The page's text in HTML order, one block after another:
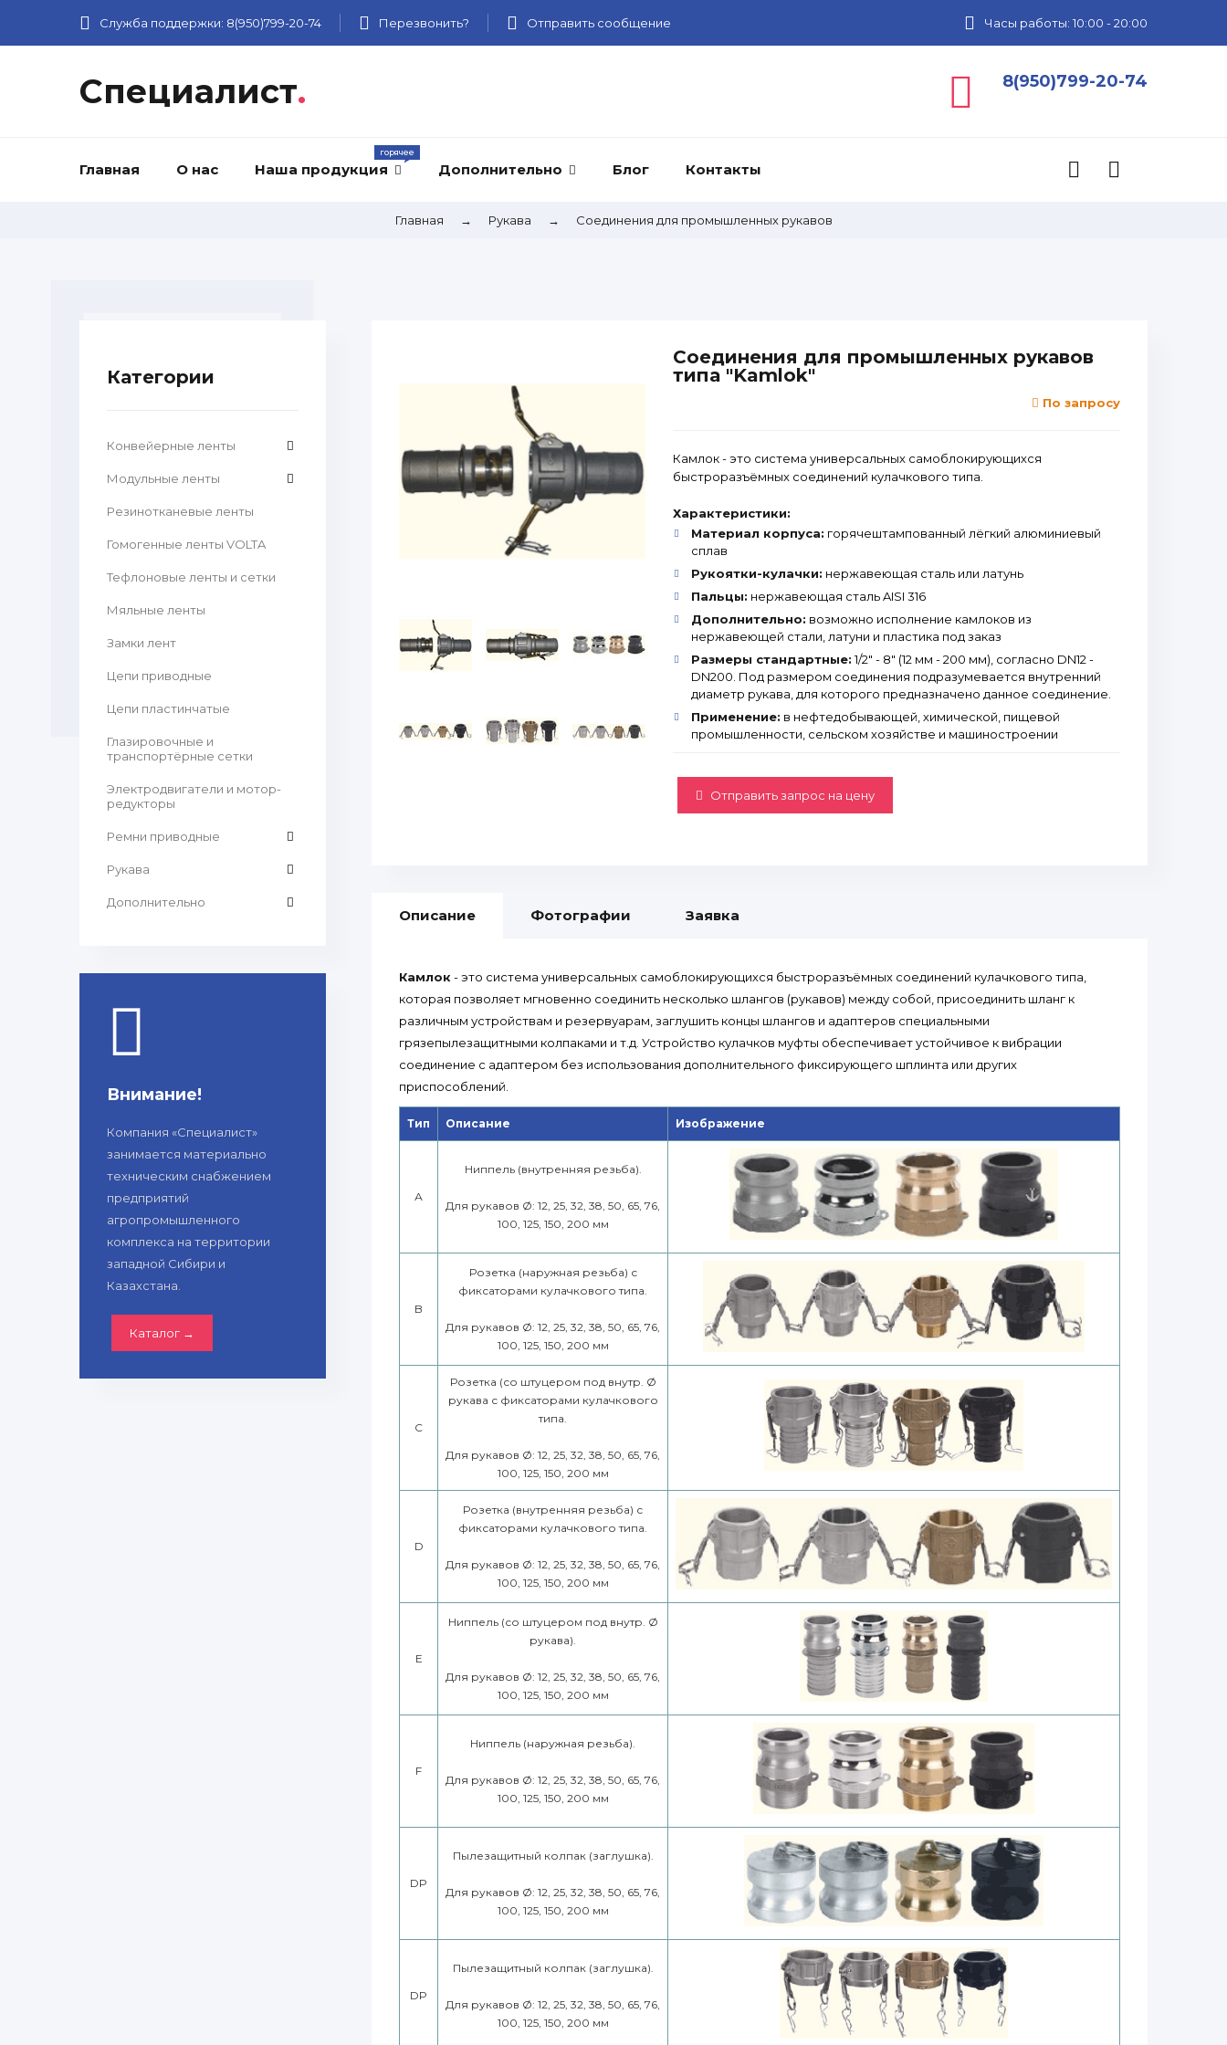
Служба поддержки: 8(950)799-20-74 Перезвонить? Отправить сообщение Часы работы: 10:00 - 20:00
Специалист. 8(950)799-20-74
Главная О нас Наша продукция Дополнительно Блог Контакты
Главная → Рукава → Соединения для промышленных рукавов
Соединения для промышленных рукавов
типа "Kamlok"
По запросу
Камлок - это система универсальных самоблокирующихся
быстроразъёмных соединений кулачкового типа.
Характеристики:
Материал корпуса: горячештампованный лёгкий алюминиевый
сплав
Рукоятки-кулачки: нержавеющая сталь или латунь
Пальцы: нержавеющая сталь AISI 316
Дополнительно: возможно исполнение камлоков из
нержавеющей стали, латуни и пластика под заказ
Размеры стандартные:1/2" - 8" (12 мм - 200 мм), согласно DN12 -
DN200. Под размером соединения подразумевается внутренний
диаметр рукава, для которого предназначено данное соединение.
Применение: в нефтедобывающей, химической, пищевой
промышленности, сельском хозяйстве и машиностроении
Отправить запрос на цену
Описание Фотографии Заявка
Камлок - это система универсальных самоблокирующихся быстроразъёмных соединений кулачкового типа,
которая позволяет мгновенно соединить несколько шлангов (рукавов) между собой, присоединить шланг к
различным устройствам и резервуарам, заглушить концы шлангов и адаптеров специальными
грязепылезащитными колпаками и т.д. Устройство кулачков муфты обеспечивает устойчивое к вибрации
соединение с адаптером без использования дополнительного фиксирующего шплинта или других
приспособлений.
Тип Описание Изображение
А
Ниппель (внутренняя резьба).
Для рукавов Ø: 12, 25, 32, 38, 50, 65, 76,
100, 125, 150, 200 мм
B
Розетка (наружная резьба) с
фиксаторами кулачкового типа.
Для рукавов Ø: 12, 25, 32, 38, 50, 65, 76,
100, 125, 150, 200 мм
C
Розетка (со штуцером под внутр. Ø
рукава с фиксаторами кулачкового
типа.
Для рукавов Ø: 12, 25, 32, 38, 50, 65, 76,
100, 125, 150, 200 мм
D
Розетка (внутренняя резьба) с
фиксаторами кулачкового типа.
Для рукавов Ø: 12, 25, 32, 38, 50, 65, 76,
100, 125, 150, 200 мм
E
Ниппель (со штуцером под внутр. Ø
рукава).
Для рукавов Ø: 12, 25, 32, 38, 50, 65, 76,
100, 125, 150, 200 мм
F
Ниппель (наружная резьба).
Для рукавов Ø: 12, 25, 32, 38, 50, 65, 76,
100, 125, 150, 200 мм
DP
Пылезащитный колпак (заглушка).
Для рукавов Ø: 12, 25, 32, 38, 50, 65, 76,
100, 125, 150, 200 мм
DP
Пылезащитный колпак (заглушка).
Для рукавов Ø: 12, 25, 32, 38, 50, 65, 76,
100, 125, 150, 200 мм
Категории
Конвейерные ленты
Модульные ленты
Резинотканевые ленты
Гомогенные ленты VOLTA
Тефлоновые ленты и сетки
Мяльные ленты
Замки лент
Цепи приводные
Цепи пластинчатые
Глазировочные и
транспортёрные сетки
Электродвигатели и мотор-
редукторы
Ремни приводные
Рукава
Дополнительно
Внимание!
Компания «Специалист»
занимается материально
техническим снабжением
предприятий
агропромышленного
комплекса на территории
западной Сибири и
Казахстана.
Каталог →